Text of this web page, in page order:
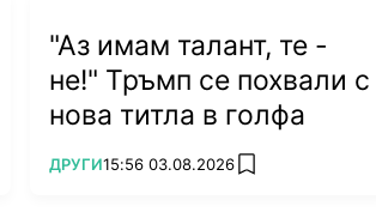
"Аз имам талант, те -
не!" Тръмп се похвали с
нова титла в голфа
ПОВЕЧЕ ОТ
ДРУГИ15:56 03.08.2026 add favorites